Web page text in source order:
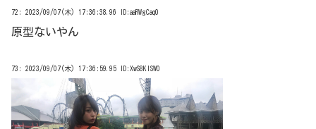
72: 2023/09/07(木) 17:36:38.96 ID:aaRWgCaq0
原型ないやん
73: 2023/09/07(木) 17:36:59.95 ID:XwS8KISW0